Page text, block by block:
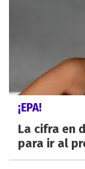
¡EPA!
La cifra en
para ir al